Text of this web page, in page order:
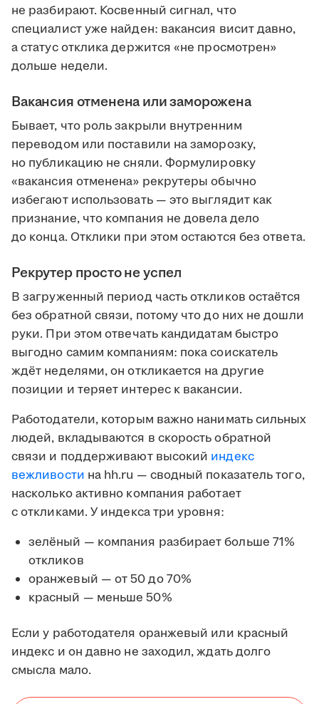
не разбирают. Косвенный сигнал, что
специалист уже найден: вакансия висит давно,
а статус отклика держится «не просмотрен»
дольше недели.
Вакансия отменена или заморожена
Бывает, что роль закрыли внутренним
переводом или поставили на заморозку,
но публикацию не сняли. Формулировку
«вакансия отменена» рекрутеры обычно
избегают использовать — это выглядит как
признание, что компания не довела дело
до конца. Отклики при этом остаются без ответа.
Рекрутер просто не успел
В загруженный период часть откликов остаётся
без обратной связи, потому что до них не дошли
руки. При этом отвечать кандидатам быстро
выгодно самим компаниям: пока соискатель
ждёт неделями, он откликается на другие
позиции и теряет интерес к вакансии.
Работодатели, которым важно нанимать сильных
людей, вкладываются в скорость обратной
связи и поддерживают высокий индекс
вежливости на hh.ru — сводный показатель того,
насколько активно компания работает
с откликами. У индекса три уровня:
зелёный — компания разбирает больше 71%
откликов
оранжевый — от 50 до 70%
красный — меньше 50%
Если у работодателя оранжевый или красный
индекс и он давно не заходил, ждать долго
смысла мало.